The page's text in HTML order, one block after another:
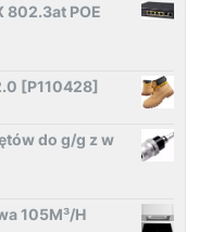
802.3at POE
[P110428]
do g/g z w
105M³/H